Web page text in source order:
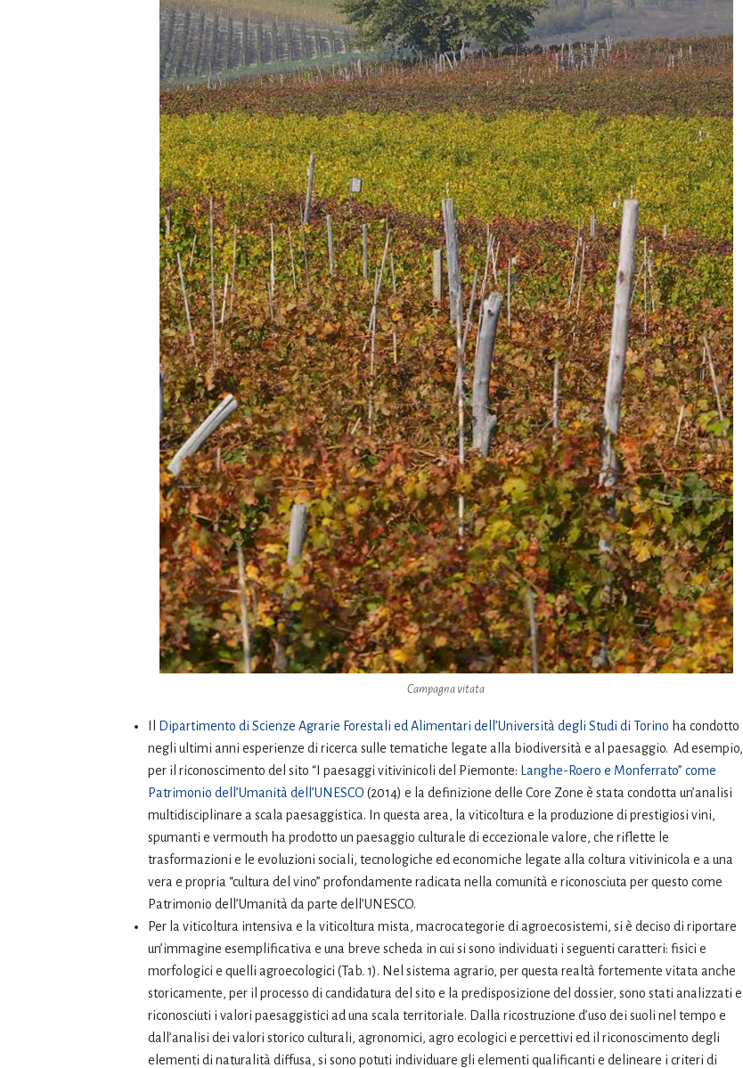
Campagna vitata
Dipartimento di Scienze Agrarie Forestali ed Alimentari dell’Università degli Studi di Torino ha condotto
negli ultimi anni esperienze di ricerca sulle tematiche legate alla biodiversità e al paesaggio. Ad esempio,
per il riconoscimento del sito “I paesaggi vitivinicoli del Piemonte:
Langhe-Roero e Monferrato” come
Patrimonio dell’Umanità dell’UNESCO (2014) e la definizione delle Core Zone è stata condotta un’analisi
multidisciplinare a scala paesaggistica. In questa area, la viticoltura e la produzione di prestigiosi vini,
spumanti e vermouth ha prodotto un paesaggio culturale di eccezionale valore, che riflette le
trasformazioni e le evoluzioni sociali, tecnologiche ed economiche legate alla coltura vitivinicola e a una
vera e propria “cultura del vino” profondamente radicata nella comunità e riconosciuta per questo come
Patrimonio dell’Umanità da parte dell’UNESCO.
Per la viticoltura intensiva e la viticoltura mista, macrocategorie di agroecosistemi, si è deciso di riportare
un’immagine esemplificativa e una breve scheda in cui si sono individuati i seguenti caratteri: fisici e
morfologici e quelli agroecologici (Tab. 1). Nel sistema agrario, per questa realtà fortemente vitata anche
storicamente, per il processo di candidatura del sito e la predisposizione del dossier, sono stati analizzati e
riconosciuti i valori paesaggistici ad una scala territoriale. Dalla ricostruzione d’uso dei suoli nel tempo e
dall’analisi dei valori storico culturali, agronomici, agro ecologici e percettivi ed il riconoscimento degli
elementi di naturalità diffusa, si sono potuti individuare gli elementi qualificanti e delineare i criteri di